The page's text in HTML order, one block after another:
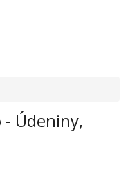
- Údeniny,